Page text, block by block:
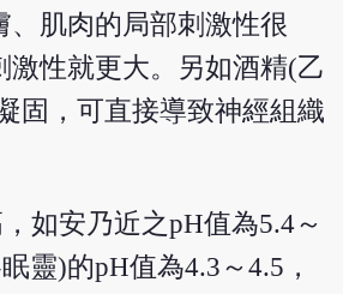
、肌肉的局部刺激性很
激性就更大。另如酒精(乙
固，可直接導致神經組織
如安乃近之pH值為5.4～
靈)的pH值為4.3～4.5，